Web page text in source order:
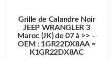
Grille de Calandre Noir
JEEP WRANGLER 3
Maroc (JK) de 07 à >> –
OEM : 1GR22DX8AA =
K1GR22DX8AC